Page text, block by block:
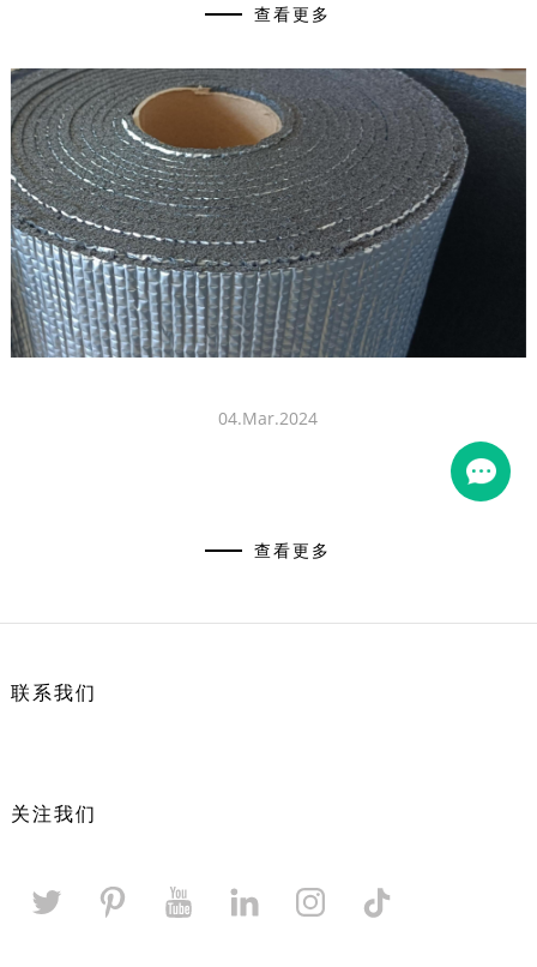
查看更多
04.Mar.2024
查看更多
联系我们
关注我们